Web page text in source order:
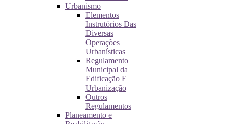
Urbanismo
Elementos
Instrutórios Das
Diversas
Operações
Urbanísticas
Regulamento
Municipal da
Edificação E
Urbanização
Outros
Regulamentos
Planeamento e